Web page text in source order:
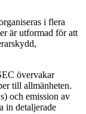
i flera
är utformad för att
övervakar
till allmänheten.
och emission av
in detaljerade